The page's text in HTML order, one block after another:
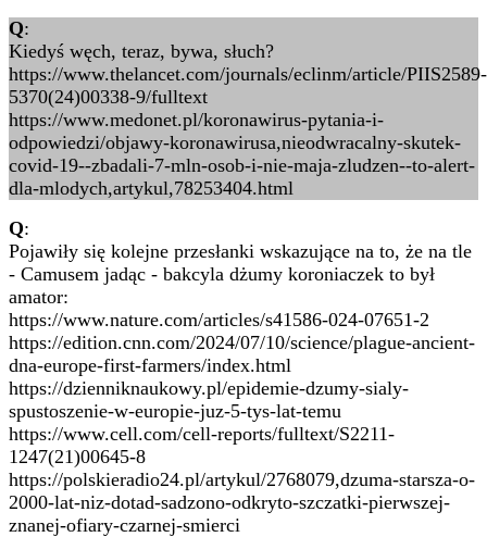
Q:
Kiedyś węch, teraz, bywa, słuch?
https://www.thelancet.com/journals/eclinm/article/PIIS2589-
5370(24)00338-9/fulltext
https://www.medonet.pl/koronawirus-pytania-i-
odpowiedzi/objawy-koronawirusa,nieodwracalny-skutek-
covid-19--zbadali-7-mln-osob-i-nie-maja-zludzen--to-alert-
dla-mlodych,artykul,78253404.html
Q:
Pojawiły się kolejne przesłanki wskazujące na to, że na tle
- Camusem jadąc - bakcyla dżumy koroniaczek to był
amator:
https://www.nature.com/articles/s41586-024-07651-2
https://edition.cnn.com/2024/07/10/science/plague-ancient-
dna-europe-first-farmers/index.html
https://dzienniknaukowy.pl/epidemie-dzumy-sialy-
spustoszenie-w-europie-juz-5-tys-lat-temu
https://www.cell.com/cell-reports/fulltext/S2211-
1247(21)00645-8
https://polskieradio24.pl/artykul/2768079,dzuma-starsza-o-
2000-lat-niz-dotad-sadzono-odkryto-szczatki-pierwszej-
znanej-ofiary-czarnej-smierci